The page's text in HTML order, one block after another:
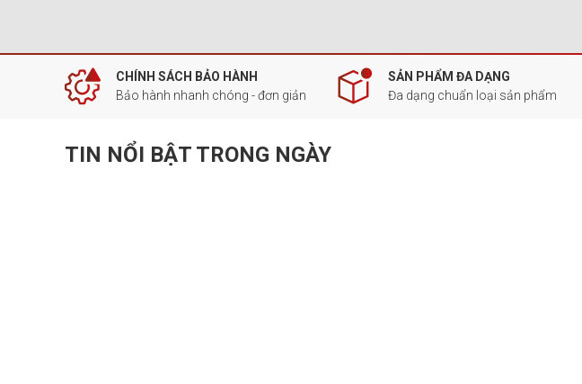
CHÍNH SÁCH BẢO HÀNH
Bảo hành nhanh chóng - đơn giản
SẢN PHẨM ĐA DẠNG
Đa dạng chuẩn loại sản phẩm
TIN NỔI BẬT TRONG NGÀY